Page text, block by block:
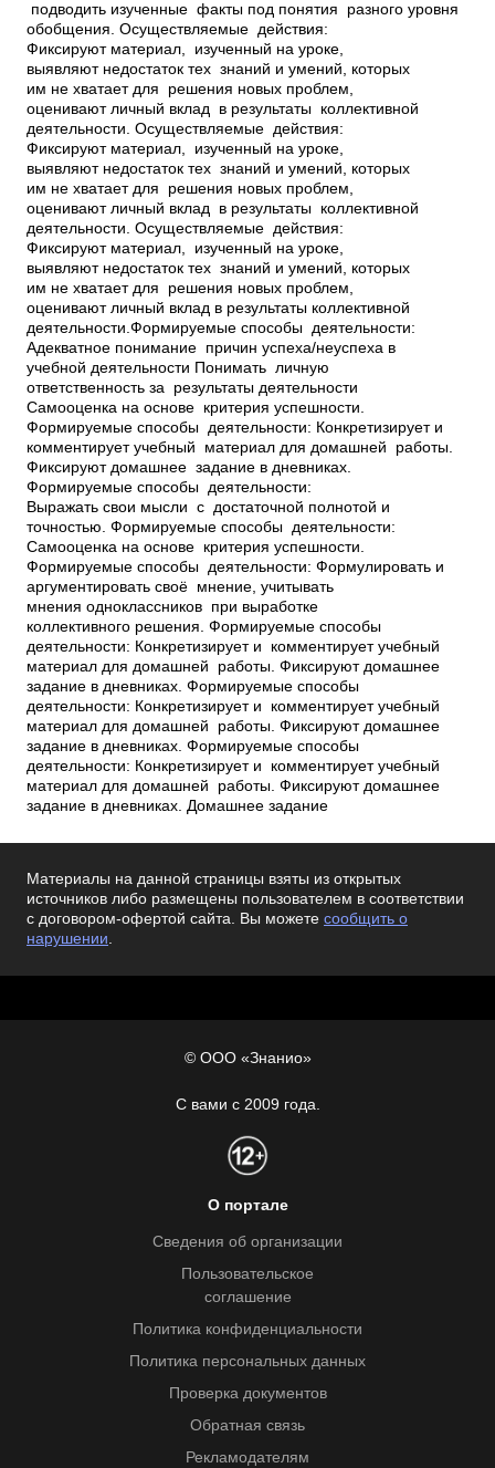
подводить изученные факты под понятия разного уровня
обобщения. Осуществляемые действия:
Фиксируют материал, изученный на уроке,
выявляют недостаток тех знаний и умений, которых
им не хватает для решения новых проблем,
оценивают личный вклад в результаты коллективной
деятельности. Осуществляемые действия:
Фиксируют материал, изученный на уроке,
выявляют недостаток тех знаний и умений, которых
им не хватает для решения новых проблем,
оценивают личный вклад в результаты коллективной
деятельности. Осуществляемые действия:
Фиксируют материал, изученный на уроке,
выявляют недостаток тех знаний и умений, которых
им не хватает для решения новых проблем,
оценивают личный вклад в результаты коллективной
деятельности.Формируемые способы деятельности:
Адекватное понимание причин успеха/неуспеха в
учебной деятельности Понимать личную
ответственность за результаты деятельности
Самооценка на основе критерия успешности.
Формируемые способы деятельности: Конкретизирует и
комментирует учебный материал для домашней работы.
Фиксируют домашнее задание в дневниках.
Формируемые способы деятельности:
Выражать свои мысли с достаточной полнотой и
точностью. Формируемые способы деятельности:
Самооценка на основе критерия успешности.
Формируемые способы деятельности: Формулировать и
аргументировать своё мнение, учитывать
мнения одноклассников при выработке
коллективного решения. Формируемые способы
деятельности: Конкретизирует и комментирует учебный
материал для домашней работы. Фиксируют домашнее
задание в дневниках. Формируемые способы
деятельности: Конкретизирует и комментирует учебный
материал для домашней работы. Фиксируют домашнее
задание в дневниках. Формируемые способы
деятельности: Конкретизирует и комментирует учебный
материал для домашней работы. Фиксируют домашнее
задание в дневниках. Домашнее задание
Материалы на данной страницы взяты из открытых
источников либо размещены пользователем в соответствии
с договором-офертой сайта. Вы можете сообщить о
нарушении.
© ООО «Знанио»
С вами с 2009 года.
О портале
Сведения об организации
Пользовательское
соглашение
Политика конфиденциальности
Политика персональных данных
Проверка документов
Обратная связь
Рекламодателям